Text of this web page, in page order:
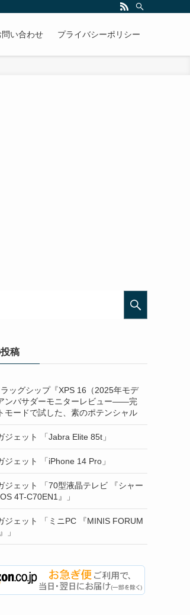
問い合わせ プライバシーポリシー
稿
ッグシップ『XPS 16（2025年モデ
ンバサダーモニターレビュー——完
モードで試した、素のポテンシャル
ジェット 「Jabra Elite 85t」
ジェット 「iPhone 14 Pro」
ジェット 「70型液晶テレビ 『シャー
4T-C70EN1』」
ジェット 「ミニPC 『MINIS FORUM
」